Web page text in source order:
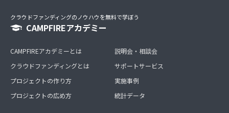
クラウドファンディングのノウハウを無料で学ぼう
CAMPFIREアカデミー
CAMPFIREアカデミーとは
クラウドファンディングとは
プロジェクトの作り方
プロジェクトの広め方
説明会・相談会
サポートサービス
実施事例
統計データ